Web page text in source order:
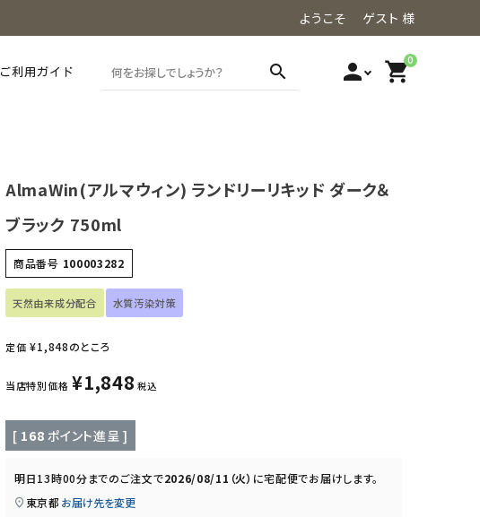
ようこそ ゲスト 様
ご利用ガイド search person 0
shopping_cart
AlmaWin(アルマウィン) ランドリーリキッド ダーク＆
ブラック 750ml
商品番号 100003282
天然由来成分配合 水質汚染対策
定価 ¥1,848のところ
当店特別価格 ¥1,848 税込
[ 168 ポイント進呈 ]
明日13時00分までのご注文で2026/08/11（火） に宅配便でお届けします。
東京都 お届け先を変更